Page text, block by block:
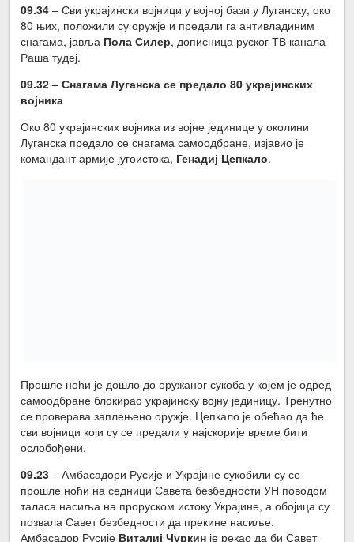
09.34 – Сви украјински војници у војној бази у Луганску, око
80 њих, положили су оружје и предали га антивладиним
снагама, јавља Пола Силер, дописница руског ТВ канала
Раша тудеј.
09.32 – Снагама Луганска се предало 80 украјинских
војника
Око 80 украјинских војника из војне јединице у околини
Луганска предало се снагама самоодбране, изјавио је
командант армије југоистока, Генадиј Цепкало.
Прошле ноћи је дошло до оружаног сукоба у којем је одред
самоодбране блокирао украјинску војну јединицу. Тренутно
се проверава заплењено оружје. Цепкало је обећао да ће
сви војници који су се предали у најскорије време бити
ослобођени.
09.23 – Амбасадори Русије и Украјине сукобили су се
прошле ноћи на седници Савета безбедности УН поводом
таласа насиља на проруском истоку Украјине, а обојица су
позвала Савет безбедности да прекине насиље.
Амбасадор Русије Виталиј Чуркин је рекао да би Савет